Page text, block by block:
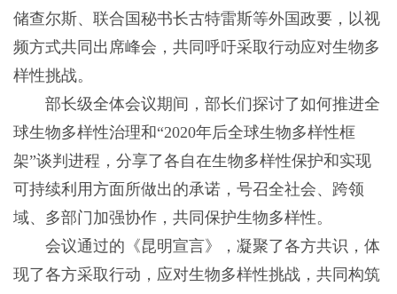
储查尔斯、联合国秘书长古特雷斯等外国政要，以视
频方式共同出席峰会，共同呼吁采取行动应对生物多
样性挑战。
部长级全体会议期间，部长们探讨了如何推进全
球生物多样性治理和“2020年后全球生物多样性框
架”谈判进程，分享了各自在生物多样性保护和实现
可持续利用方面所做出的承诺，号召全社会、跨领
域、多部门加强协作，共同保护生物多样性。
会议通过的《昆明宣言》，凝聚了各方共识，体
现了各方采取行动，应对生物多样性挑战，共同构筑